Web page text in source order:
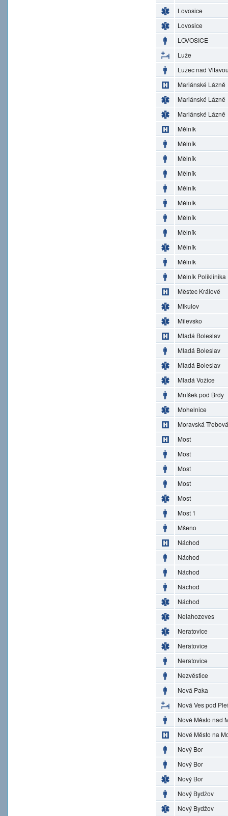
Lovosice
Lovosice
LOVOSICE
Luže
Lužec nad
Mariánské Lázně
Mariánské Lázně
Mariánské Lázně
Mělník
Mělník
Mělník
Mělník
Mělník
Mělník
Mělník
Mělník
Mělník
Mělník
Mělník Poliklinika
Městec Králové
Mikulov
Milevsko
Mladá Boleslav
Mladá Boleslav
Mladá Boleslav
Mladá Vožice
Mníšek pod Brdy
Mohelnice
Moravská Třebová
Most
Most
Most
Most
Most
Most 1
Mšeno
Náchod
Náchod
Náchod
Náchod
Náchod
Nelahozeves
Neratovice
Neratovice
Neratovice
Nezvěstice
Nová Paka
Nová Ves pod
Nové Město nad
Nové Město na
Nový Bor
Nový Bor
Nový Bor
Nový Bydžov
Nový Bydžov